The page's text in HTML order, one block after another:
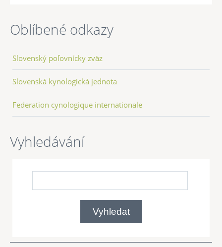
Oblíbené odkazy
Slovenský poľovnícky zväz
Slovenská kynologická jednota
Federation cynologique internationale
Vyhledávání